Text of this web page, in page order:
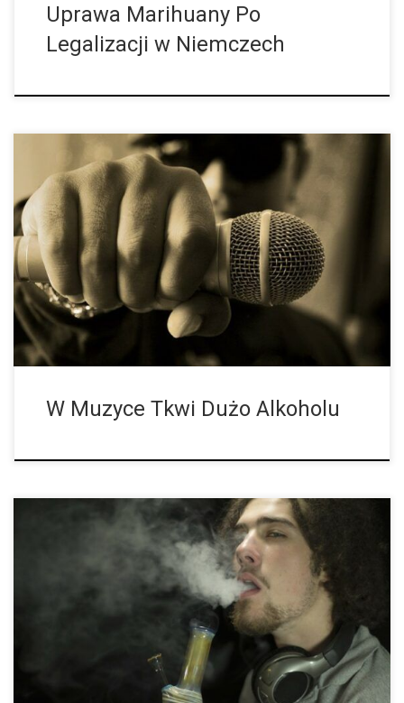
Uprawa Marihuany Po
Legalizacji w Niemczech
Australijski zespół badawczy odkrył, że w co czwartym utworze
lub teledysku występuje alkohol. Czy taka „alkoholowa” muzyka
może skłaniać do picia? W supermarkecie, w drodze do szkoły,
podczas jazdy samochodem […]
W Muzyce Tkwi Dużo Alkoholu
Większość ludzi pali marihuanę okazjonalnie, ale niektórzy
regularnie, a niektórzy nawet codziennie. Czy codzienne
zażywanie konopi indyjskich oznacza automatycznie
uzależnienie? Skąd mam wiedzieć, że jestem uzależniony? „To